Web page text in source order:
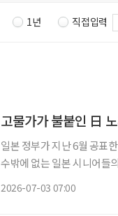
1년 직접입력
고물가가 불붙인 日
일본 정부가 지난 6월 공표
수밖에 없는 일본 시니어들의 팍팍한 현
2026-07-03 07:00